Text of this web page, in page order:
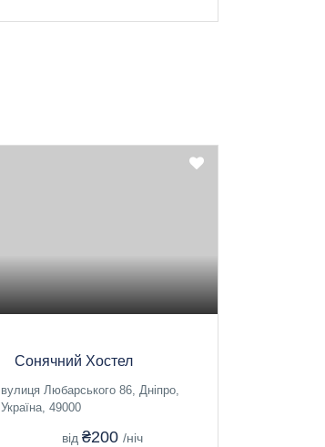
Сонячний Хостел
вулиця Любарського 86, Дніпро,
Україна, 49000
від ₴200 /ніч